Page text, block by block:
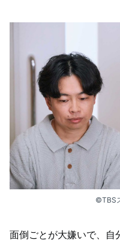
©︎TBS
面倒ごとが大嫌いで、自